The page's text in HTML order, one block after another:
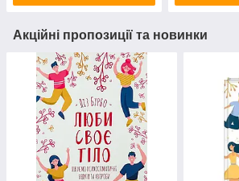
Акційні пропозиції та новинки